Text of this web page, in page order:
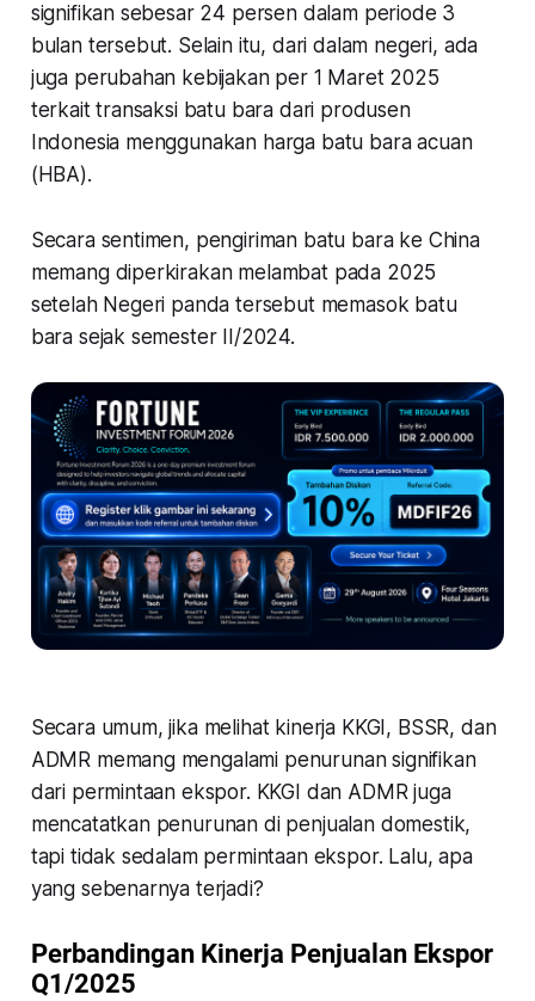
signifikan sebesar 24 persen dalam periode 3
bulan tersebut. Selain itu, dari dalam negeri, ada
juga perubahan kebijakan per 1 Maret 2025
terkait transaksi batu bara dari produsen
Indonesia menggunakan harga batu bara acuan
(HBA).
Secara sentimen, pengiriman batu bara ke China
memang diperkirakan melambat pada 2025
setelah Negeri panda tersebut memasok batu
bara sejak semester II/2024.
Secara umum, jika melihat kinerja KKGI, BSSR, dan
ADMR memang mengalami penurunan signifikan
dari permintaan ekspor. KKGI dan ADMR juga
mencatatkan penurunan di penjualan domestik,
tapi tidak sedalam permintaan ekspor. Lalu, apa
yang sebenarnya terjadi?